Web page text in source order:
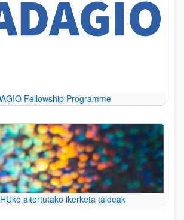
Fellowship Programme
aitortutako ikerketa taldeak